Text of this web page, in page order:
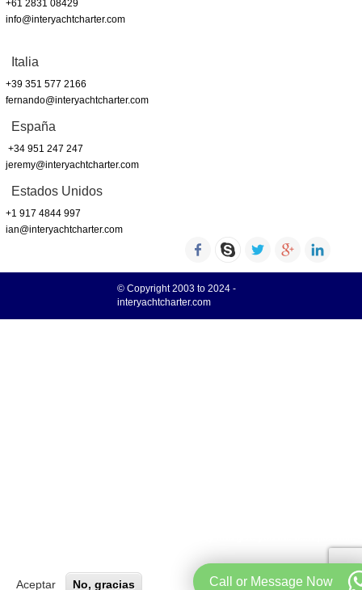
+61 2831 08429
info@interyachtcharter.com
Italia
+39 351 577 2166
fernando@interyachtcharter.com
España
+34 951 247 247
jeremy@interyachtcharter.com
Estados Unidos
+1 917 4844 997
ian@interyachtcharter.com
© Copyright 2003 to 2024 -
interyachtcharter.com
Call or Message Now
Aceptar No, gracias